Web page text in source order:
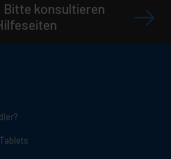
Bitte konsultieren